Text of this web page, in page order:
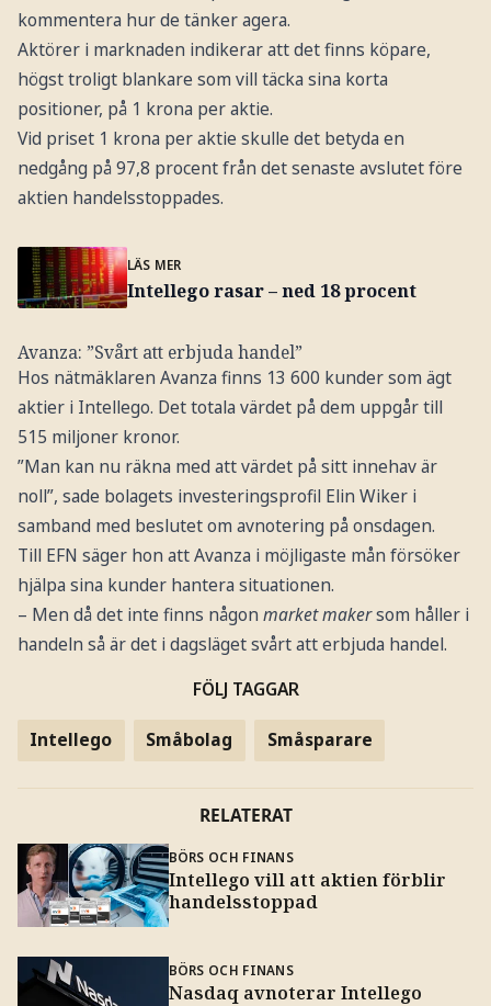
kommentera hur de tänker agera.
Aktörer i marknaden indikerar att det finns köpare,
högst troligt blankare som vill täcka sina korta
positioner, på 1 krona per aktie.
Vid priset 1 krona per aktie skulle det betyda en
nedgång på 97,8 procent från det senaste avslutet före
aktien handelsstoppades.
LÄS MER
Intellego rasar – ned 18 procent
Avanza: ”Svårt att erbjuda handel”
Hos nätmäklaren Avanza finns 13 600 kunder som ägt
aktier i Intellego. Det totala värdet på dem uppgår till
515 miljoner kronor.
”Man kan nu räkna med att värdet på sitt innehav är
noll”, sade bolagets investeringsprofil Elin Wiker i
samband med beslutet om avnotering på onsdagen.
Till EFN säger hon att Avanza i möjligaste mån försöker
hjälpa sina kunder hantera situationen.
– Men då det inte finns någon market makersom håller i
handeln så är det i dagsläget svårt att erbjuda handel.
FÖLJ TAGGAR
Intellego Småbolag Småsparare
RELATERAT
BÖRS OCH FINANS
Intellego vill att aktien förblir
handelsstoppad
BÖRS OCH FINANS
Nasdaq avnoterar Intellego